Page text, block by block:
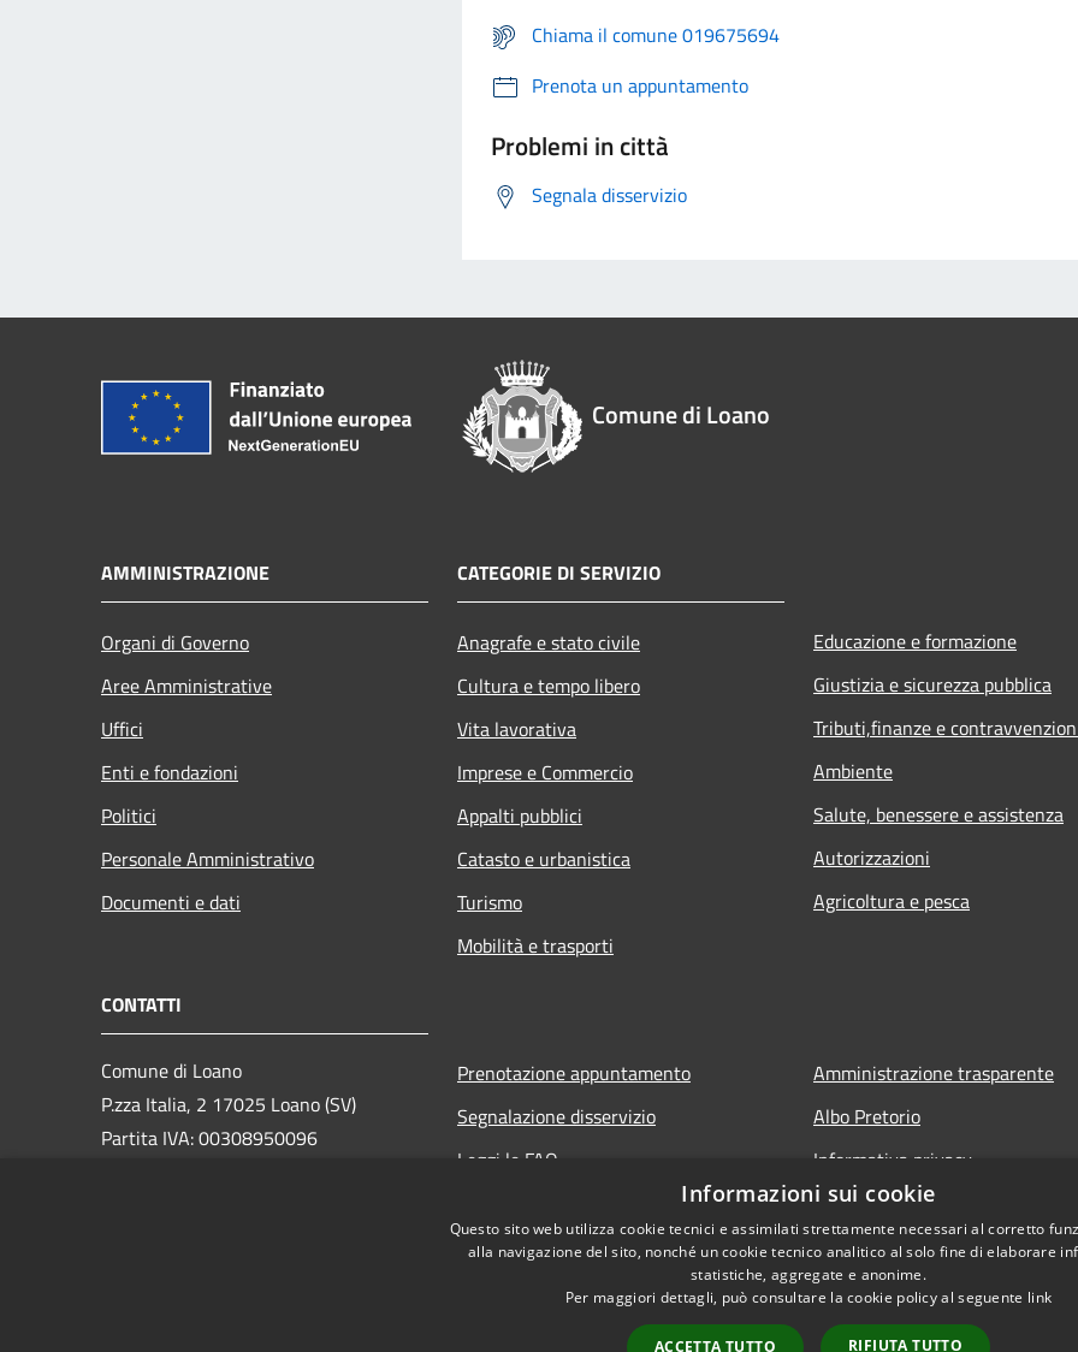
Chiama il comune 019675694
Prenota un appuntamento
Problemi in città
Segnala disservizio
Comune di Loano
AMMINISTRAZIONE
Organi di Governo
Aree Amministrative
Uffici
Enti e fondazioni
Politici
Personale Amministrativo
Documenti e dati
CATEGORIE DI SERVIZIO
Anagrafe e stato civile
Cultura e tempo libero
Vita lavorativa
Imprese e Commercio
Appalti pubblici
Catasto e urbanistica
Turismo
Mobilità e trasporti
Educazione e formazione
Giustizia e sicurezza pubblica
Tributi,finanze e
Ambiente
Salute, benessere e assistenza
Autorizzazioni
Agricoltura e pesca
CONTATTI
Comune di Loano
P.zza Italia, 2 17025 Loano (SV)
Partita IVA: 00308950096
Prenotazione appuntamento
Segnalazione disservizio
Leggi le FAQ
Amministrazione trasparente
Albo Pretorio
Informativa privacy
Note legali
Dichiarazione di accessibilità
Informazioni sui cookie
Questo sito web utilizza cookie tecnici e assimilati strettamente necessari al corretto
alla navigazione del sito, nonché un cookie tecnico analitico al solo fine di elaborare
statistiche, aggregate e anonime.
Per maggiori dettagli, può consultare la cookie policy al seguente link
ACCETTA TUTTO RIFIUTA TUTTO